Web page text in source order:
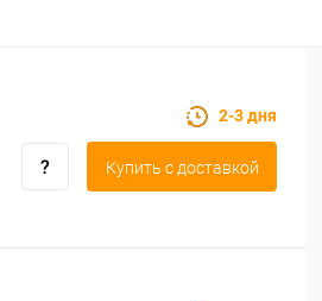
2-3 дня
Купить c доставкой